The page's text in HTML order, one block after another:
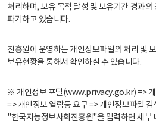
처리하며, 보유 목적 달성 및 보유기간 경과의
파기하고 있습니다.
진흥원이 운영하는 개인정보파일의 처리 및
보유현황을 통해서 확인하실 수 있습니다.
※ 개인정보 포털(www.privacy.go.kr) => 개
=> 개인정보 열람등 요구 => 개인정보파일 검
"한국지능정보사회진흥원"을 입력하면 세부